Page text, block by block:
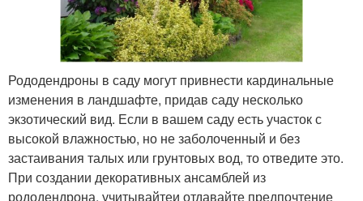
Рододендроны в саду могут привнести кардинальные
изменения в ландшафте, придав саду несколько
экзотический вид. Если в вашем саду есть участок с
высокой влажностью, но не заболоченный и без
застаивания талых или грунтовых вод, то отведите это.
При создании декоративных ансамблей из
рододендрона, учитывайтеи отдавайте предпочтение